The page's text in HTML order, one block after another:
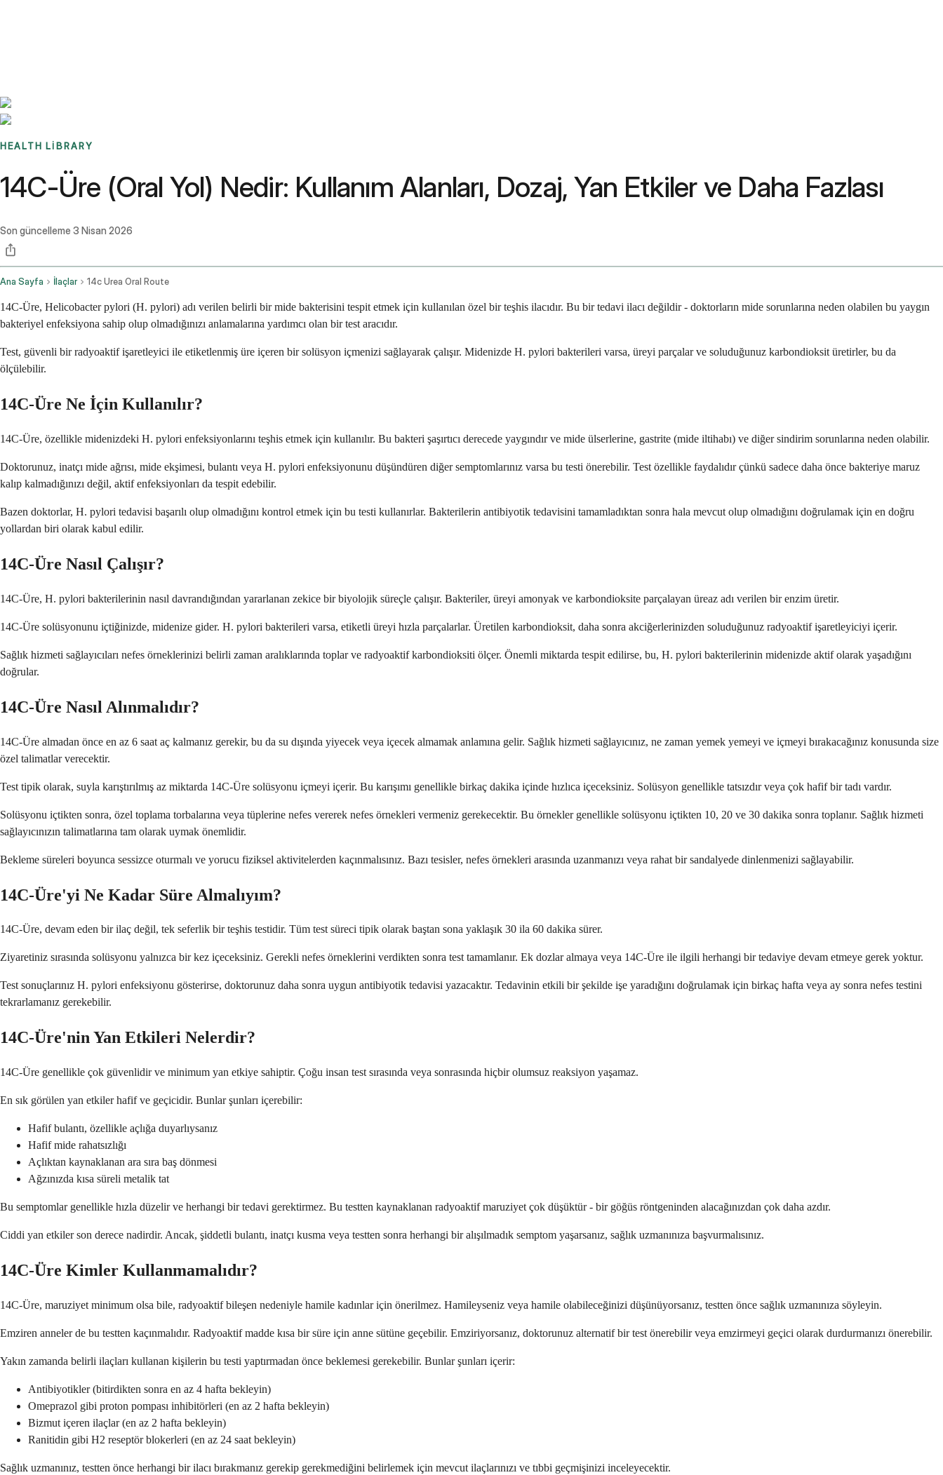
HEALTH LIBRARY
14C-Üre (Oral Yol) Nedir: Kullanım Alanları, Dozaj, Yan Etkiler ve Daha Fazlası
Son güncelleme 3 Nisan 2026
Ana Sayfa İlaçlar 14c Urea Oral Route
14C-Üre, Helicobacter pylori (H. pylori) adı verilen belirli bir mide bakterisini tespit etmek için kullanılan özel bir teşhis ilacıdır. Bu bir tedavi ilacı değildir - doktorların mide sorunlarına neden olabilen bu yaygın
bakteriyel enfeksiyona sahip olup olmadığınızı anlamalarına yardımcı olan bir test aracıdır.
Test, güvenli bir radyoaktif işaretleyici ile etiketlenmiş üre içeren bir solüsyon içmenizi sağlayarak çalışır. Midenizde H. pylori bakterileri varsa, üreyi parçalar ve soluduğunuz karbondioksit üretirler, bu da
ölçülebilir.
14C-Üre Ne İçin Kullanılır?
14C-Üre, özellikle midenizdeki H. pylori enfeksiyonlarını teşhis etmek için kullanılır. Bu bakteri şaşırtıcı derecede yaygındır ve mide ülserlerine, gastrite (mide iltihabı) ve diğer sindirim sorunlarına neden olabilir.
Doktorunuz, inatçı mide ağrısı, mide ekşimesi, bulantı veya H. pylori enfeksiyonunu düşündüren diğer semptomlarınız varsa bu testi önerebilir. Test özellikle faydalıdır çünkü sadece daha önce bakteriye maruz
kalıp kalmadığınızı değil, aktif enfeksiyonları da tespit edebilir.
Bazen doktorlar, H. pylori tedavisi başarılı olup olmadığını kontrol etmek için bu testi kullanırlar. Bakterilerin antibiyotik tedavisini tamamladıktan sonra hala mevcut olup olmadığını doğrulamak için en doğru
yollardan biri olarak kabul edilir.
14C-Üre Nasıl Çalışır?
14C-Üre, H. pylori bakterilerinin nasıl davrandığından yararlanan zekice bir biyolojik süreçle çalışır. Bakteriler, üreyi amonyak ve karbondioksite parçalayan üreaz adı verilen bir enzim üretir.
14C-Üre solüsyonunu içtiğinizde, midenize gider. H. pylori bakterileri varsa, etiketli üreyi hızla parçalarlar. Üretilen karbondioksit, daha sonra akciğerlerinizden soluduğunuz radyoaktif işaretleyiciyi içerir.
Sağlık hizmeti sağlayıcıları nefes örneklerinizi belirli zaman aralıklarında toplar ve radyoaktif karbondioksiti ölçer. Önemli miktarda tespit edilirse, bu, H. pylori bakterilerinin midenizde aktif olarak yaşadığını
doğrular.
14C-Üre Nasıl Alınmalıdır?
14C-Üre almadan önce en az 6 saat aç kalmanız gerekir, bu da su dışında yiyecek veya içecek almamak anlamına gelir. Sağlık hizmeti sağlayıcınız, ne zaman yemek yemeyi ve içmeyi bırakacağınız konusunda size
özel talimatlar verecektir.
Test tipik olarak, suyla karıştırılmış az miktarda 14C-Üre solüsyonu içmeyi içerir. Bu karışımı genellikle birkaç dakika içinde hızlıca içeceksiniz. Solüsyon genellikle tatsızdır veya çok hafif bir tadı vardır.
Solüsyonu içtikten sonra, özel toplama torbalarına veya tüplerine nefes vererek nefes örnekleri vermeniz gerekecektir. Bu örnekler genellikle solüsyonu içtikten 10, 20 ve 30 dakika sonra toplanır. Sağlık hizmeti
sağlayıcınızın talimatlarına tam olarak uymak önemlidir.
Bekleme süreleri boyunca sessizce oturmalı ve yorucu fiziksel aktivitelerden kaçınmalısınız. Bazı tesisler, nefes örnekleri arasında uzanmanızı veya rahat bir sandalyede dinlenmenizi sağlayabilir.
14C-Üre'yi Ne Kadar Süre Almalıyım?
14C-Üre, devam eden bir ilaç değil, tek seferlik bir teşhis testidir. Tüm test süreci tipik olarak baştan sona yaklaşık 30 ila 60 dakika sürer.
Ziyaretiniz sırasında solüsyonu yalnızca bir kez içeceksiniz. Gerekli nefes örneklerini verdikten sonra test tamamlanır. Ek dozlar almaya veya 14C-Üre ile ilgili herhangi bir tedaviye devam etmeye gerek yoktur.
Test sonuçlarınız H. pylori enfeksiyonu gösterirse, doktorunuz daha sonra uygun antibiyotik tedavisi yazacaktır. Tedavinin etkili bir şekilde işe yaradığını doğrulamak için birkaç hafta veya ay sonra nefes testini
tekrarlamanız gerekebilir.
14C-Üre'nin Yan Etkileri Nelerdir?
14C-Üre genellikle çok güvenlidir ve minimum yan etkiye sahiptir. Çoğu insan test sırasında veya sonrasında hiçbir olumsuz reaksiyon yaşamaz.
En sık görülen yan etkiler hafif ve geçicidir. Bunlar şunları içerebilir:
Hafif bulantı, özellikle açlığa duyarlıysanız
Hafif mide rahatsızlığı
Açlıktan kaynaklanan ara sıra baş dönmesi
Ağzınızda kısa süreli metalik tat
Bu semptomlar genellikle hızla düzelir ve herhangi bir tedavi gerektirmez. Bu testten kaynaklanan radyoaktif maruziyet çok düşüktür - bir göğüs röntgeninden alacağınızdan çok daha azdır.
Ciddi yan etkiler son derece nadirdir. Ancak, şiddetli bulantı, inatçı kusma veya testten sonra herhangi bir alışılmadık semptom yaşarsanız, sağlık uzmanınıza başvurmalısınız.
14C-Üre Kimler Kullanmamalıdır?
14C-Üre, maruziyet minimum olsa bile, radyoaktif bileşen nedeniyle hamile kadınlar için önerilmez. Hamileyseniz veya hamile olabileceğinizi düşünüyorsanız, testten önce sağlık uzmanınıza söyleyin.
Emziren anneler de bu testten kaçınmalıdır. Radyoaktif madde kısa bir süre için anne sütüne geçebilir. Emziriyorsanız, doktorunuz alternatif bir test önerebilir veya emzirmeyi geçici olarak durdurmanızı önerebilir.
Yakın zamanda belirli ilaçları kullanan kişilerin bu testi yaptırmadan önce beklemesi gerekebilir. Bunlar şunları içerir:
Antibiyotikler (bitirdikten sonra en az 4 hafta bekleyin)
Omeprazol gibi proton pompası inhibitörleri (en az 2 hafta bekleyin)
Bizmut içeren ilaçlar (en az 2 hafta bekleyin)
Ranitidin gibi H2 reseptör blokerleri (en az 24 saat bekleyin)
Sağlık uzmanınız, testten önce herhangi bir ilacı bırakmanız gerekip gerekmediğini belirlemek için mevcut ilaçlarınızı ve tıbbi geçmişinizi inceleyecektir.